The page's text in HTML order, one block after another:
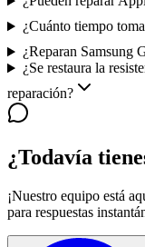
¿Cuánto tiempo
¿Reparan Samsung
¿Se restaura la
reparación?
¿Todavía
¡Nuestro equipo está
para respuestas